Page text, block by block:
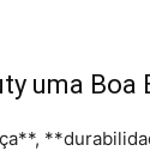
uma Boa